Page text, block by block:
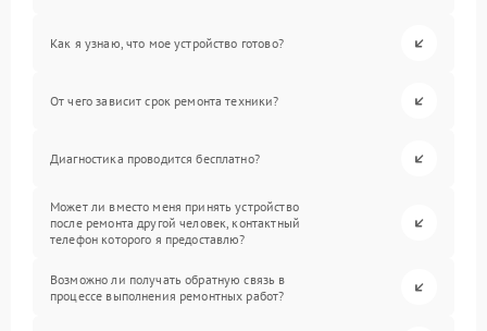
Как я узнаю, что мое устройство готово?
От чего зависит срок ремонта техники?
Диагностика проводится бесплатно?
Может ли вместо меня принять устройство
после ремонта другой человек, контактный
телефон которого я предоставлю?
Возможно ли получать обратную связь в
процессе выполнения ремонтных работ?